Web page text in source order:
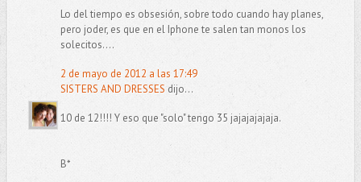
Lo del tiempo es obsesión, sobre todo cuando hay planes,
pero joder, es que en el Iphone te salen tan monos los
solecitos....
2 de mayo de 2012 a las 17:49
SISTERS AND DRESSES dijo...
10 de 12!!!! Y eso que "solo" tengo 35 jajajajajaja.
B*